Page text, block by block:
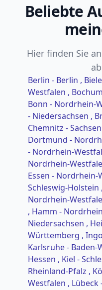
Beliebte
Hier finden Sie
Berlin - Berlin ,
Westfalen ,
Bonn - Nordrhein-
- Niedersachsen ,
Chemnitz - Sachsen
Dortmund -
- Nordrhein-
Nordrhein-
Essen - Nordrhein-
Schleswig-Holstein
Nordrhein-
, Hamm -
Niedersachsen ,
Württemberg ,
Karlsruhe -
Hessen , Kiel -
Rheinland-Pfalz ,
Westfalen , Lübeck